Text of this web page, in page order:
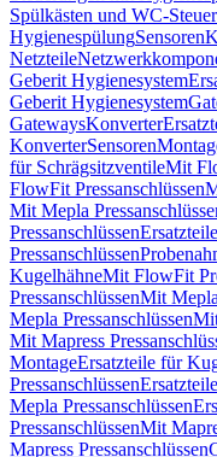
Spülkästen und WC-
HygienespülungSensoren
Netzteile
Geberit Hygienesystem
Geberit Hygienesystem
GatewaysKonverter
KonverterSensoren
für SchrägsitzventileMit
FlowFit Pressanschlüssen
Mit Mepla
Pressanschlüssen
Pressanschlüssen
KugelhähneMit FlowFit
PressanschlüssenMit
Mepla Pressanschlüssen
Mit Mapress
MontageErsatzteile für
Pressanschlüssen
Mepla Pressanschlüssen
PressanschlüssenMit
Mapress Pressanschlüssen